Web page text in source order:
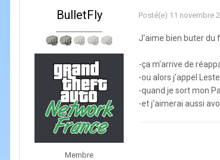
BulletFly
Membre
Posté(e) 11 novembre
J'aime bien buter du
-ça m'arrive de
-ou alors j'appel
-quand je sort mon
-et j'aimerai aussi